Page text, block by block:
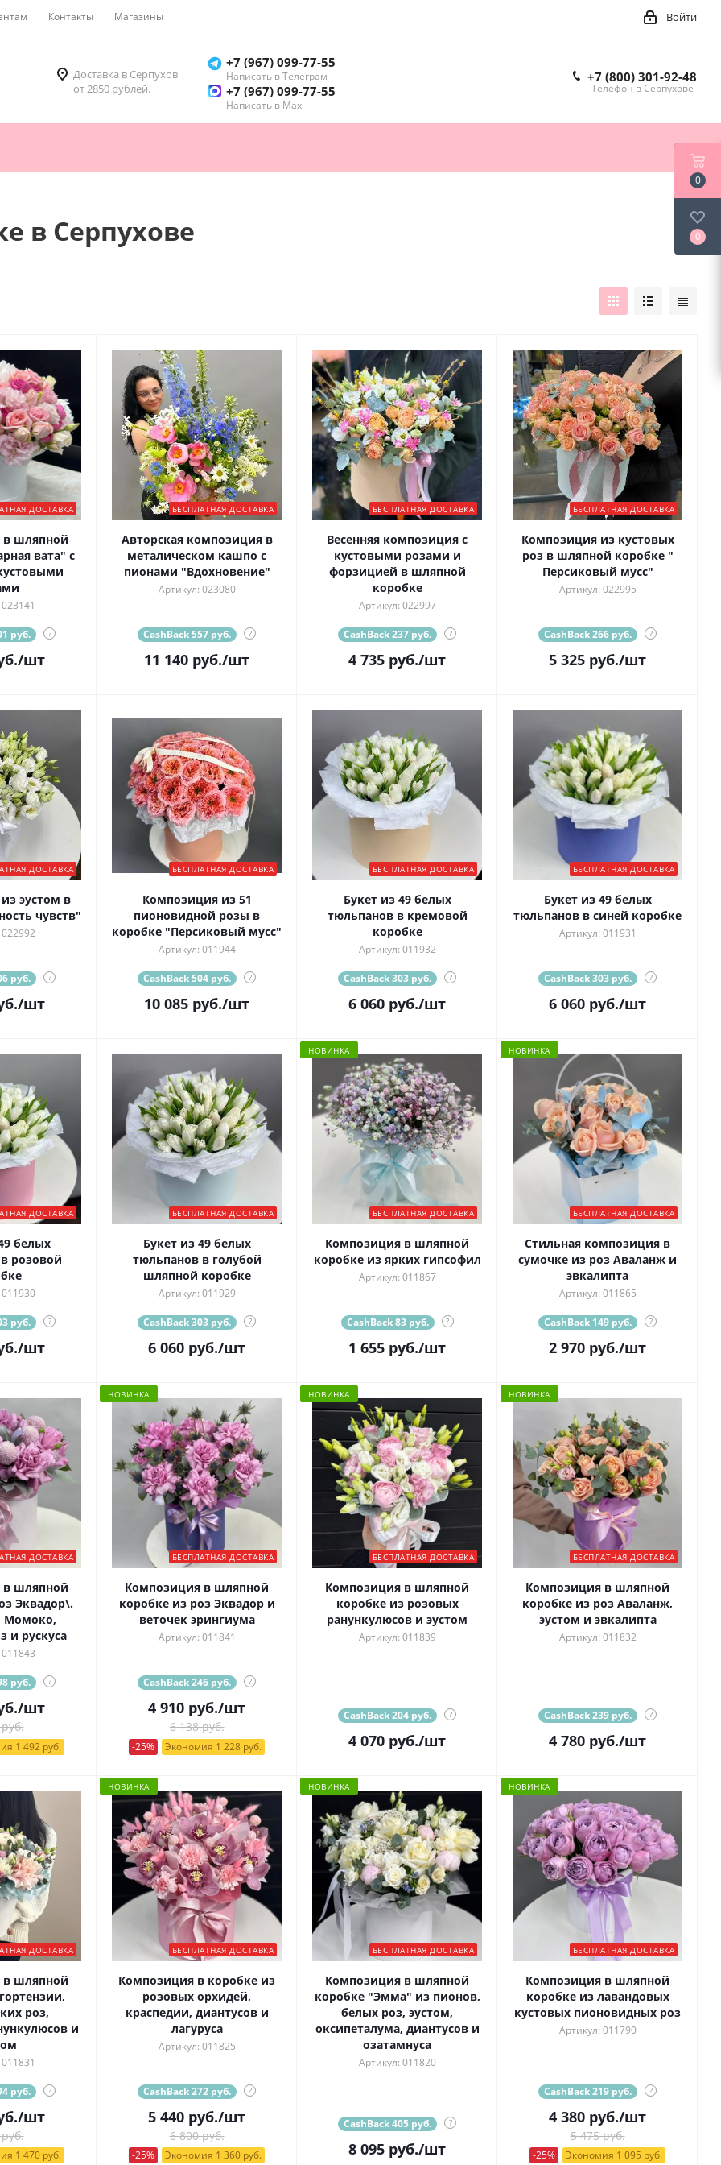
Контакты Магазины Войти
Доставка в Серпухов
от 2850 рублей.
+7 (967) 099-77-55
Написать в Телеграм
+7 (967) 099-77-55
Написать в Мах
+7 (800) 301-92-48
Телефон в Серпухове
в Серпухове
ДОСТАВКА
в шляпной
вата" с
руб. ?
/шт
БЕСПЛАТНАЯ ДОСТАВКА
Авторская композиция в
металическом кашпо с
пионами "Вдохновение"
Артикул: 023080
CashBack 557 руб. ?
11 140 руб./шт
БЕСПЛАТНАЯ ДОСТАВКА
Весенняя композиция с
кустовыми розами и
форзицией в шляпной
коробке
Артикул: 022997
CashBack 237 руб. ?
4 735 руб./шт
БЕСПЛАТНАЯ ДОСТАВКА
Композиция из кустовых
роз в шляпной коробке "
Персиковый мусс"
Артикул: 022995
CashBack 266 руб. ?
5 325 руб./шт
ДОСТАВКА
чувств"
руб. ?
/шт
БЕСПЛАТНАЯ ДОСТАВКА
Композиция из 51
пионовидной розы в
коробке "Персиковый мусс"
Артикул: 011944
CashBack 504 руб. ?
10 085 руб./шт
БЕСПЛАТНАЯ ДОСТАВКА
Букет из 49 белых
тюльпанов в кремовой
коробке
Артикул: 011932
CashBack 303 руб. ?
6 060 руб./шт
БЕСПЛАТНАЯ ДОСТАВКА
Букет из 49 белых
тюльпанов в синей коробке
Артикул: 011931
CashBack 303 руб. ?
6 060 руб./шт
ДОСТАВКА
белых
розовой
руб. ?
/шт
БЕСПЛАТНАЯ ДОСТАВКА
Букет из 49 белых
тюльпанов в голубой
шляпной коробке
Артикул: 011929
CashBack 303 руб. ?
6 060 руб./шт
НОВИНКА
БЕСПЛАТНАЯ ДОСТАВКА
Композиция в шляпной
коробке из ярких гипсофил
Артикул: 011867
CashBack 83 руб. ?
1 655 руб./шт
НОВИНКА
БЕСПЛАТНАЯ ДОСТАВКА
Стильная композиция в
сумочке из роз Аваланж и
эвкалипта
Артикул: 011865
CashBack 149 руб. ?
2 970 руб./шт
ДОСТАВКА
в шляпной
Эквадор\.
Момоко,
и рускуса
руб. ?
/шт
1 492 руб.
НОВИНКА
БЕСПЛАТНАЯ ДОСТАВКА
Композиция в шляпной
коробке из роз Эквадор и
веточек эрингиума
Артикул: 011841
CashBack 246 руб. ?
4 910 руб./шт
6 138 руб.
-25% Экономия 1 228 руб.
НОВИНКА
БЕСПЛАТНАЯ ДОСТАВКА
Композиция в шляпной
коробке из розовых
ранункулюсов и эустом
Артикул: 011839
CashBack 204 руб. ?
4 070 руб./шт
НОВИНКА
БЕСПЛАТНАЯ ДОСТАВКА
Композиция в шляпной
коробке из роз Аваланж,
эустом и эвкалипта
Артикул: 011832
CashBack 239 руб. ?
4 780 руб./шт
ДОСТАВКА
в шляпной
роз,
и
руб. ?
/шт
1 470 руб.
НОВИНКА
БЕСПЛАТНАЯ ДОСТАВКА
Композиция в коробке из
розовых орхидей,
краспедии, диантусов и
лагуруса
Артикул: 011825
CashBack 272 руб. ?
5 440 руб./шт
6 800 руб.
-25% Экономия 1 360 руб.
НОВИНКА
БЕСПЛАТНАЯ ДОСТАВКА
Композиция в шляпной
коробке "Эмма" из пионов,
белых роз, эустом,
оксипеталума, диантусов и
озатамнуса
Артикул: 011820
CashBack 405 руб. ?
8 095 руб./шт
НОВИНКА
БЕСПЛАТНАЯ ДОСТАВКА
Композиция в шляпной
коробке из лавандовых
кустовых пионовидных роз
Артикул: 011790
CashBack 219 руб. ?
4 380 руб./шт
5 475 руб.
-25% Экономия 1 095 руб.
0
0